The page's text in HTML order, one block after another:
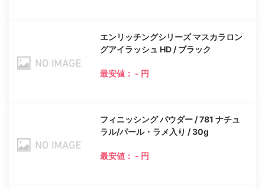
エンリッチングシリーズ マスカラロン
グアイラッシュ HD / ブラック
最安値： - 円
フィニッシング パウダー / 781 ナチュ
ラル/パール・ラメ入り / 30g
最安値： - 円